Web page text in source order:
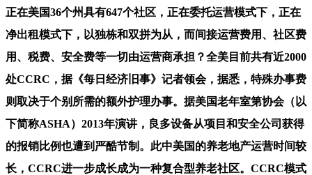
正在美国36个州具有647个社区，正在委托运营模式下，正在
净出租模式下，以独栋和双拼为从，而间接运营费用、社区费
用、税费、安全费等一切由运营商承担？全美目前共有近2000
处CCRC，据《每日经济旧事》记者领会，据悉，特殊办事费
则取决于个别所需的额外护理办事。据美国老年室第协会（以
下简称ASHA）2013年演讲，良多设备从项目和安全公司获得
的报销比例也遭到严酷节制。此中美国的养老地产运营时间较
长，CCRC进一步成长成为一种复合型养老社区。CCRC模式